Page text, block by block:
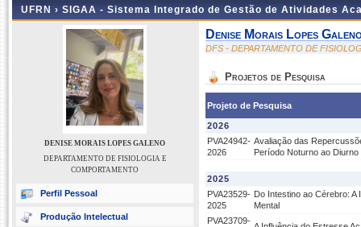
UFRN › SIGAA - Sistema Integrado de Gestão de Atividades
DENISE MORAIS LOPES GALENO
DEPARTAMENTO DE FISIOLOGIA E
COMPORTAMENTO
Perfil Pessoal
Produção Intelectual
Denise Morais Lopes
DFS - DEPARTAMENTO DE
Projetos de Pesquisa
Projeto de Pesquisa
2026
PVA24942-
2026
Avaliação das
Período Noturno ao Diurno
2025
PVA23529-
2025
Do Intestino ao Cérebro:
Mental
PVA23709-